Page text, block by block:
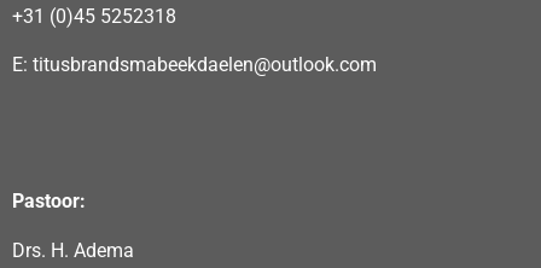
+31 (0)45 5252318
E: titusbrandsmabeekdaelen@outlook.com
Pastoor:
Drs. H. Adema